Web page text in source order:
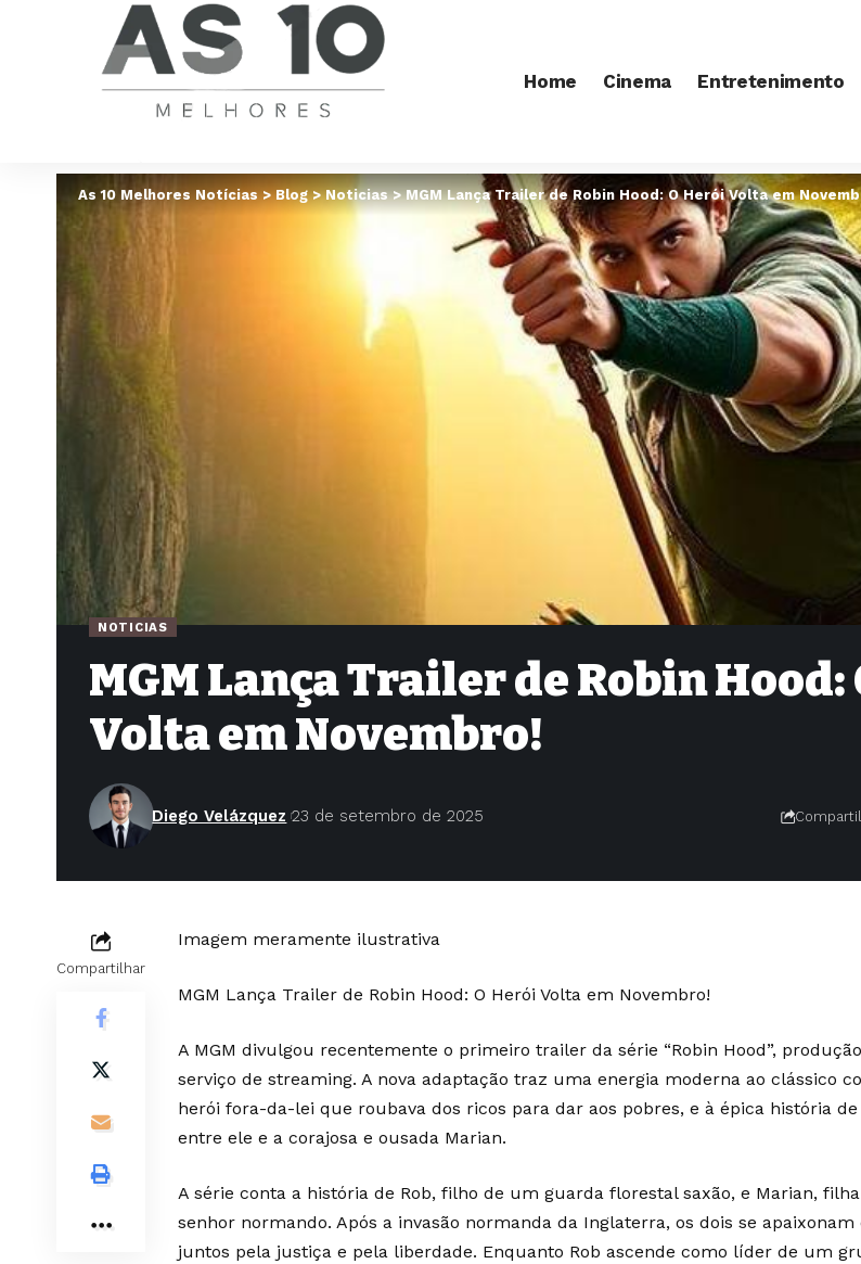
Home Cinema Entretenimento
As 10 Melhores Notícias>Blog>Noticias>MGM Lança Trailer de Robin Hood: O Herói Volta em
NOTICIAS
MGM Lança Trailer de Robin Hood:
Volta em Novembro!
Diego Velázquez 23 de setembro de 2025
Compartilhar
Imagem meramente ilustrativa
MGM Lança Trailer de Robin Hood: O Herói Volta em Novembro!
A MGM divulgou recentemente o primeiro trailer da série “Robin Hood”,
serviço de streaming. A nova adaptação traz uma energia moderna ao clássico
herói fora-da-lei que roubava dos ricos para dar aos pobres, e à épica história
entre ele e a corajosa e ousada Marian.
A série conta a história de Rob, filho de um guarda florestal saxão, e Marian,
senhor normando. Após a invasão normanda da Inglaterra, os dois se
juntos pela justiça e pela liberdade. Enquanto Rob ascende como líder de um